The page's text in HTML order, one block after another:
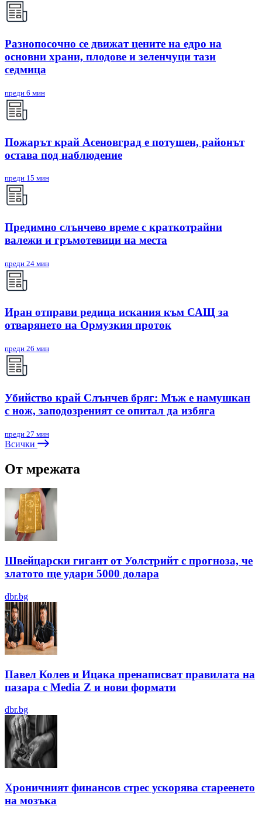
Разнопосочно се движат цените на едро на
основни храни, плодове и зеленчуци тази
седмица
преди 6 мин
Пожарът край Асеновград е потушен, районът
остава под наблюдение
преди 15 мин
Предимно слънчево време с краткотрайни
валежи и гръмотевици на места
преди 24 мин
Иран отправи редица искания към САЩ за
отварянето на Ормузкия проток
преди 26 мин
Убийство край Слънчев бряг: Мъж е намушкан
с нож, заподозреният се опитал да избяга
преди 27 мин
Всички
От мрежата
Швейцарски гигант от Уолстрийт с прогноза, че
златото ще удари 5000 долара
dbr.bg
Павел Колев и Ицака пренаписват правилата на
пазара с Media Z и нови формати
dbr.bg
Хроничният финансов стрес ускорява стареенето
на мозъка